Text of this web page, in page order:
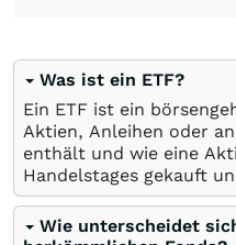
Was ist ein ETF?
Ein ETF ist ein
Aktien, Anleihen oder
enthält und wie eine
Handelstages gekauft
Wie unterscheidet